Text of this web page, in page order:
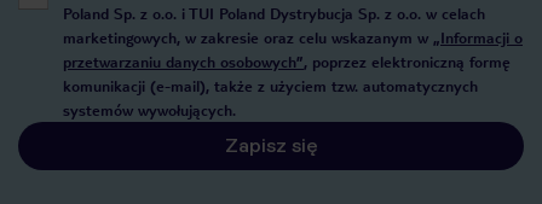
Poland Sp. z o.o. i TUI Poland Dystrybucja Sp. z o.o. w celach
marketingowych, w zakresie oraz celu wskazanym w „Informacji o
przetwarzaniu danych osobowych”, poprzez elektroniczną formę
komunikacji (e-mail), także z użyciem tzw. automatycznych
systemów wywołujących.
Zapisz się